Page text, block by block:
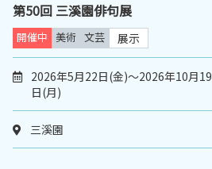
第50回 三溪園俳句展
開催中 美術 文芸 展示
2026年5月22日(金)～2026年10月19
日(月)
三溪園